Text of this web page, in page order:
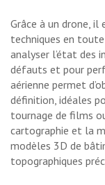
Grâce à un drone, il
techniques en
analyser l’état des
défauts et pour
aérienne permet
définition, idéales
tournage de films
cartographie et la
modèles 3D de
topographiques